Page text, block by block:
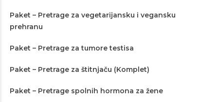
Paket – Pretrage za vegetarijansku i vegansku
prehranu
Paket – Pretrage za tumore testisa
Paket – Pretrage za štitnjaču (Komplet)
Paket – Pretrage spolnih hormona za žene